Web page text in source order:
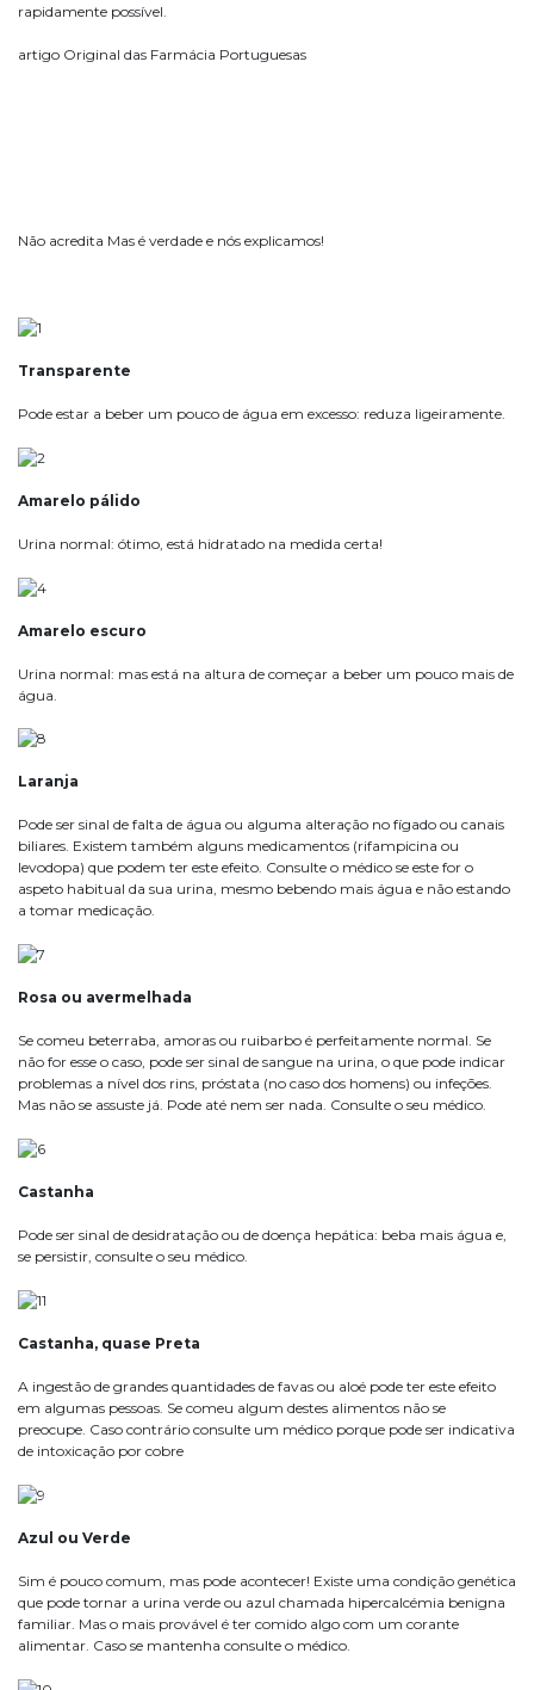
rapidamente possível.
artigo Original das Farmácia Portuguesas
Não acredita Mas é verdade e nós explicamos!
Transparente
Pode estar a beber um pouco de água em excesso: reduza ligeiramente.
Amarelo pálido
Urina normal: ótimo, está hidratado na medida certa!
Amarelo escuro
Urina normal: mas está na altura de começar a beber um pouco mais de
água.
Laranja
Pode ser sinal de falta de água ou alguma alteração no fígado ou canais
biliares. Existem também alguns medicamentos (rifampicina ou
levodopa) que podem ter este efeito. Consulte o médico se este for o
aspeto habitual da sua urina, mesmo bebendo mais água e não estando
a tomar medicação.
Rosa ou avermelhada
Se comeu beterraba, amoras ou ruibarbo é perfeitamente normal. Se
não for esse o caso, pode ser sinal de sangue na urina, o que pode indicar
problemas a nível dos rins, próstata (no caso dos homens) ou infeções.
Mas não se assuste já. Pode até nem ser nada. Consulte o seu médico.
Castanha
Pode ser sinal de desidratação ou de doença hepática: beba mais água e,
se persistir, consulte o seu médico.
Castanha, quase Preta
A ingestão de grandes quantidades de favas ou aloé pode ter este efeito
em algumas pessoas. Se comeu algum destes alimentos não se
preocupe. Caso contrário consulte um médico porque pode ser indicativa
de intoxicação por cobre
Azul ou Verde
Sim é pouco comum, mas pode acontecer! Existe uma condição genética
que pode tornar a urina verde ou azul chamada hipercalcémia benigna
familiar. Mas o mais provável é ter comido algo com um corante
alimentar. Caso se mantenha consulte o médico.